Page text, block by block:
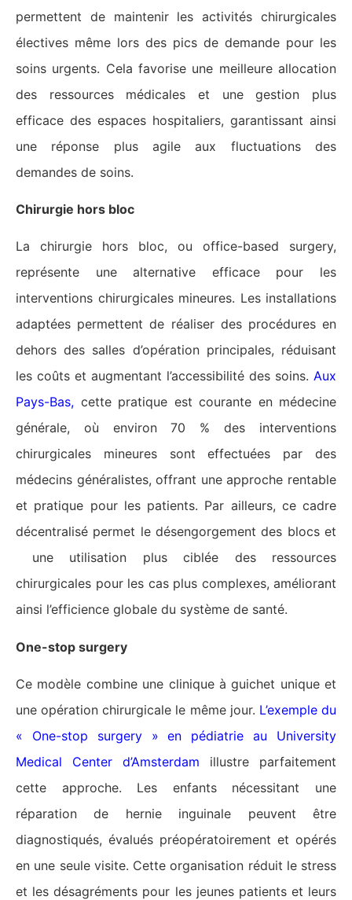
permettent de maintenir les activités chirurgicales
électives même lors des pics de demande pour les
soins urgents​​. Cela favorise une meilleure allocation
des ressources médicales et une gestion plus
efficace des espaces hospitaliers, garantissant ainsi
une réponse plus agile aux fluctuations des
demandes de soins.
Chirurgie hors bloc
La chirurgie hors bloc, ou office-based surgery,
représente une alternative efficace pour les
interventions chirurgicales mineures. Les installations
adaptées permettent de réaliser des procédures en
dehors des salles d’opération principales, réduisant
les coûts et augmentant l’accessibilité des soins. Aux
Pays-Bas, cette pratique est courante en médecine
générale, où environ 70 % des interventions
chirurgicales mineures sont effectuées par des
médecins généralistes, offrant une approche rentable
et pratique pour les patients​​. Par ailleurs, ce cadre
décentralisé permet le désengorgement des blocs et
une utilisation plus ciblée des ressources
chirurgicales pour les cas plus complexes, améliorant
ainsi l’efficience globale du système de santé.
One-stop surgery
Ce modèle combine une clinique à guichet unique et
une opération chirurgicale le même jour. L’exemple du
« One-stop surgery » en pédiatrie au University
Medical Center d’Amsterdam illustre parfaitement
cette approche. Les enfants nécessitant une
réparation de hernie inguinale peuvent être
diagnostiqués, évalués préopératoirement et opérés
en une seule visite. Cette organisation réduit le stress
et les désagréments pour les jeunes patients et leurs